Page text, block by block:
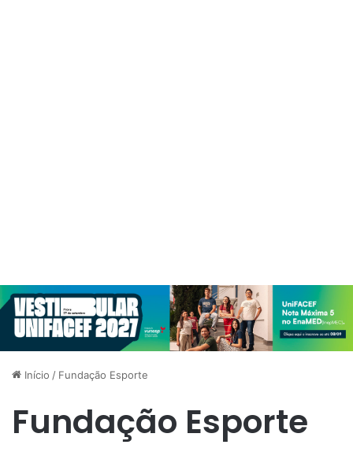
Início / Fundação Esporte
Fundação Esporte